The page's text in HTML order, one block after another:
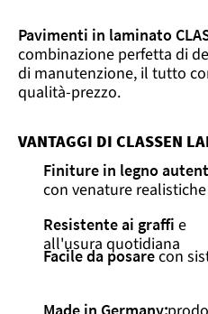
Pavimenti in laminato
combinazione perfetta di
di manutenzione, il tutto
qualità-prezzo.
VANTAGGI DI CLASSEN
Finiture in legno
con venature realistiche
Resistente ai graffi e
all'usura quotidiana
Facile da posarecon